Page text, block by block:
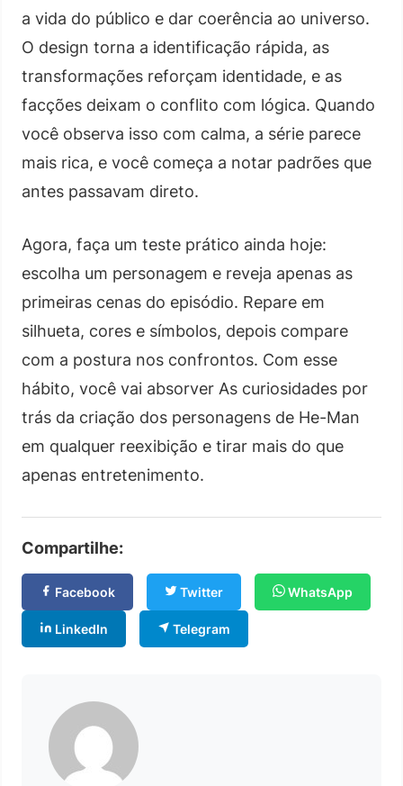
a vida do público e dar coerência ao universo.
O design torna a identificação rápida, as
transformações reforçam identidade, e as
facções deixam o conflito com lógica. Quando
você observa isso com calma, a série parece
mais rica, e você começa a notar padrões que
antes passavam direto.
Agora, faça um teste prático ainda hoje:
escolha um personagem e reveja apenas as
primeiras cenas do episódio. Repare em
silhueta, cores e símbolos, depois compare
com a postura nos confrontos. Com esse
hábito, você vai absorver As curiosidades por
trás da criação dos personagens de He-Man
em qualquer reexibição e tirar mais do que
apenas entretenimento.
Compartilhe:
Facebook Twitter WhatsApp
LinkedIn Telegram